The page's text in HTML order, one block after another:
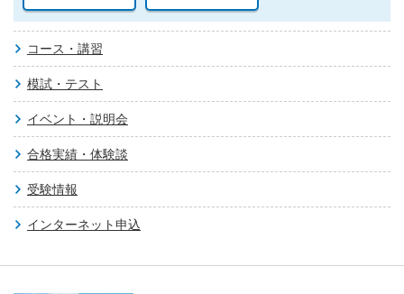
コース・講習
模試・テスト
イベント・説明会
合格実績・体験談
受験情報
インターネット申込